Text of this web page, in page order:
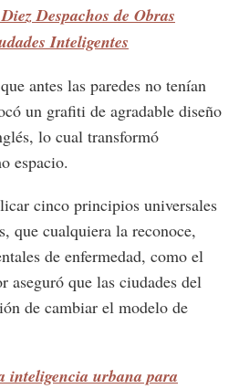
Despachos de Obras
Inteligentes
antes las paredes no tenían
un grafiti de agradable diseño
lo cual transformó
espacio.
cinco principios universales
que cualquiera la reconoce,
de enfermedad, como el
aseguró que las ciudades del
de cambiar el modelo de
inteligencia urbana para